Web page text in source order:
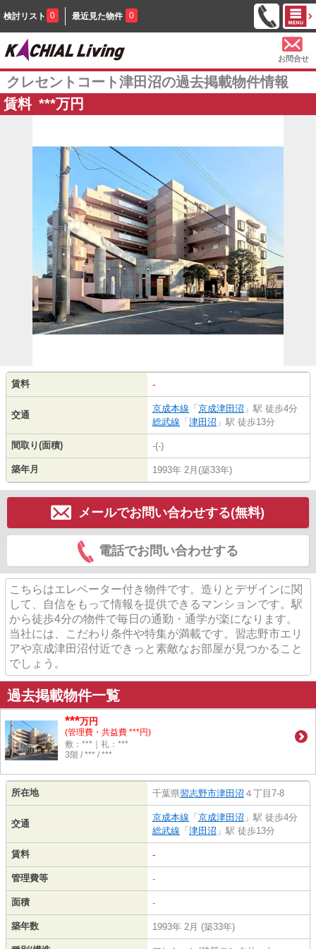
検討リスト 0 最近見た物件 0
お問合せ
クレセントコート津田沼の過去掲載物件情報
賃料 ***万円
賃料 -
交通
京成本線 「 京成津田沼 」駅 徒歩4分
総武線 「 津田沼 」駅 徒歩13分
間取り(面積) -(-)
築年月 1993年 2月(築33年)
メールでお問い合わせする(無料)
電話でお問い合わせする
こちらはエレベーター付き物件です。造りとデザインに関
して、自信をもって情報を提供できるマンションです。駅
から徒歩4分の物件で毎日の通勤・通学が楽になります。
当社には、こだわり条件や特集が満載です。習志野市エリ
アや京成津田沼付近できっと素敵なお部屋が見つかること
でしょう。
過去掲載物件一覧
***万円
(管理費・共益費 ***円)
敷：***｜礼：***
3階 / *** / ***
所在地 千葉県習志野市津田沼 ４丁目7-8
交通
京成本線 「 京成津田沼 」駅 徒歩4分
総武線 「 津田沼 」駅 徒歩13分
賃料 -
管理費等 -
面積 -
築年数 1993年 2月 (築33年)